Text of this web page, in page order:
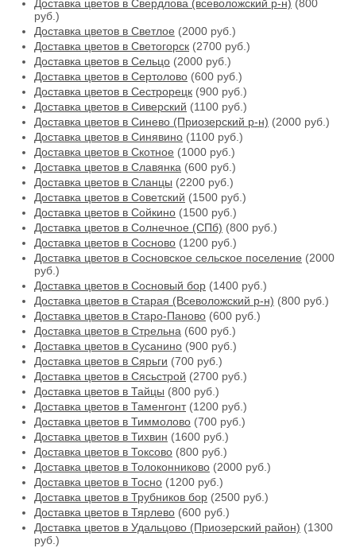
Доставка цветов в Свердлова (всеволожский р-н) (800
руб.)
Доставка цветов в Светлое (2000 руб.)
Доставка цветов в Светогорск (2700 руб.)
Доставка цветов в Сельцо (2000 руб.)
Доставка цветов в Сертолово (600 руб.)
Доставка цветов в Сестрорецк (900 руб.)
Доставка цветов в Сиверский (1100 руб.)
Доставка цветов в Синево (Приозерский р-н) (2000 руб.)
Доставка цветов в Синявино (1100 руб.)
Доставка цветов в Скотное (1000 руб.)
Доставка цветов в Славянка (600 руб.)
Доставка цветов в Сланцы (2200 руб.)
Доставка цветов в Советский (1500 руб.)
Доставка цветов в Сойкино (1500 руб.)
Доставка цветов в Солнечное (СПб) (800 руб.)
Доставка цветов в Сосново (1200 руб.)
Доставка цветов в Сосновское сельское поселение (2000
руб.)
Доставка цветов в Сосновый бор (1400 руб.)
Доставка цветов в Старая (Всеволожский р-н) (800 руб.)
Доставка цветов в Старо-Паново (600 руб.)
Доставка цветов в Стрельна (600 руб.)
Доставка цветов в Сусанино (900 руб.)
Доставка цветов в Сярьги (700 руб.)
Доставка цветов в Сясьстрой (2700 руб.)
Доставка цветов в Тайцы (800 руб.)
Доставка цветов в Таменгонт(1200 руб.)
Доставка цветов в Тиммолово (700 руб.)
Доставка цветов в Тихвин (1600 руб.)
Доставка цветов в Токсово (800 руб.)
Доставка цветов в Толоконниково (2000 руб.)
Доставка цветов в Тосно (1200 руб.)
Доставка цветов в Трубников бор (2500 руб.)
Доставка цветов в Тярлево (600 руб.)
Доставка цветов в Удальцово (Приозерский район) (1300
руб.)